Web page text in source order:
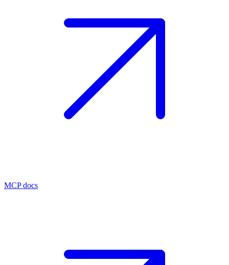
MCP docs